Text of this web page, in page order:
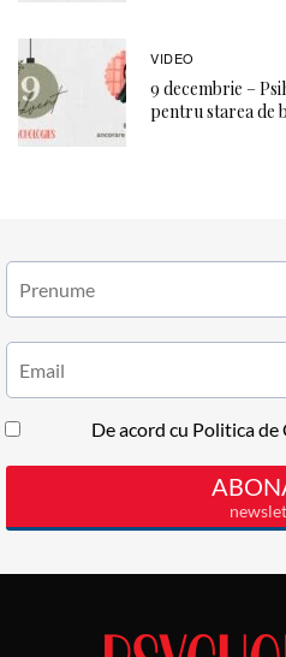
VIDEO
9 decembrie –
pentru starea de